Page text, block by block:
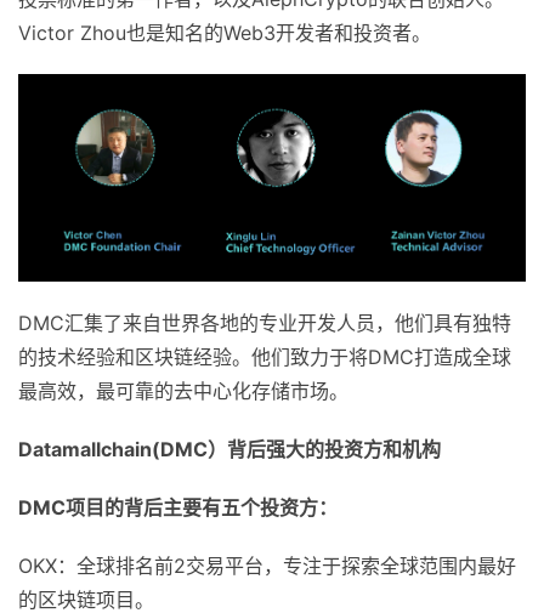
Victor Zhou也是知名的Web3开发者和投资者。
DMC汇集了来自世界各地的专业开发人员，他们具有独特
的技术经验和区块链经验。他们致力于将DMC打造成全球
最高效，最可靠的去中心化存储市场。
Datamallchain(DMC）背后强大的投资方和机构
DMC项目的背后主要有五个投资方：
OKX：全球排名前2交易平台，专注于探索全球范围内最好
的区块链项目。